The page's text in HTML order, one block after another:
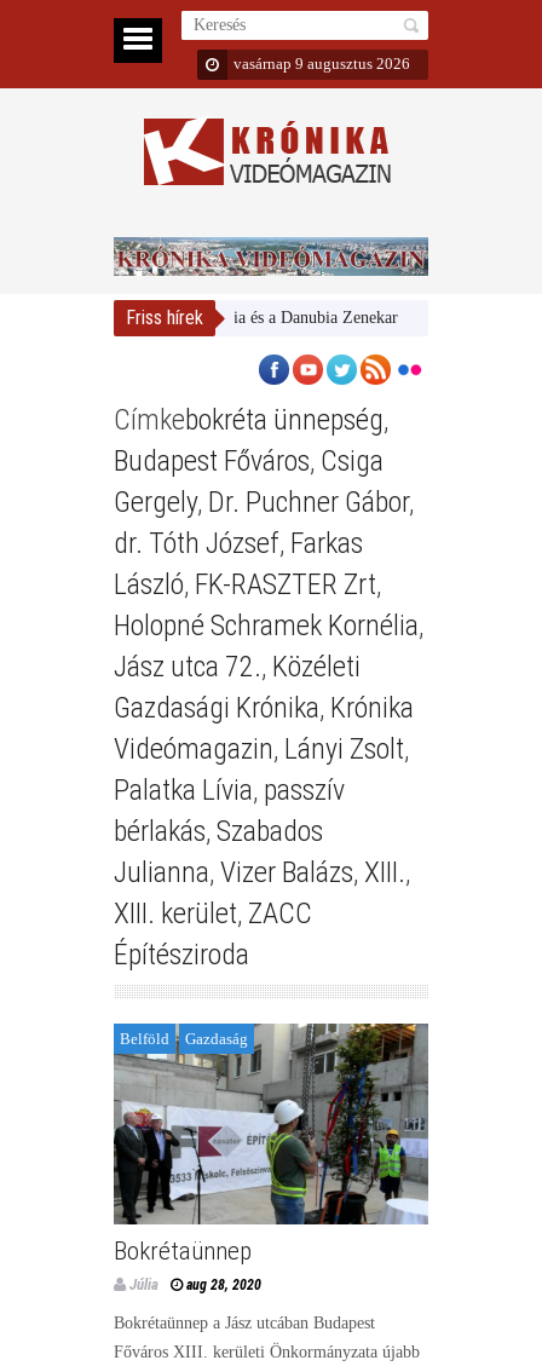
vasárnap 9 augusztus 2026
Friss hírek
Magyar Nemzeti Galéria és a Danubia Zenekar Bemutatta 2024/25-
Címkebokréta ünnepség,
Budapest Főváros, Csiga
Gergely, Dr. Puchner Gábor,
dr. Tóth József, Farkas
László, FK-RASZTER Zrt,
Holopné Schramek Kornélia,
Jász utca 72., Közéleti
Gazdasági Krónika, Krónika
Videómagazin, Lányi Zsolt,
Palatka Lívia, passzív
bérlakás, Szabados
Julianna, Vizer Balázs, XIII.,
XIII. kerület, ZACC
Építésziroda
Belföld Gazdaság
Bokrétaünnep
Júlia aug 28, 2020
Bokrétaünnep a Jász utcában Budapest
Főváros XIII. kerületi Önkormányzata újabb